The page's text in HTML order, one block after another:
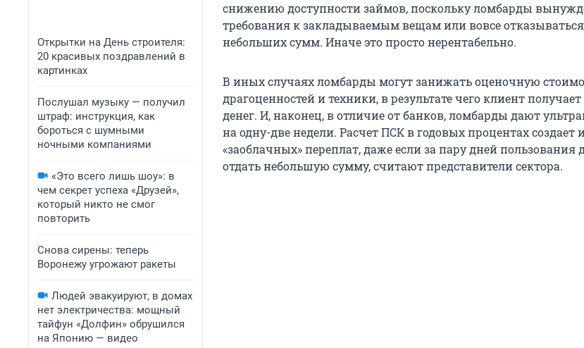
Открытки на День строителя:
20 красивых поздравлений в
картинках
Послушал музыку — получил
штраф: инструкция, как
бороться с шумными
ночными компаниями
«Это всего лишь шоу»: в
чем секрет успеха «Друзей»,
который никто не смог
повторить
Снова сирены: теперь
Воронежу угрожают ракеты
Людей эвакуируют, в домах
нет электричества: мощный
тайфун «Долфин» обрушился
на Японию — видео
снижению доступности займов, поскольку ломбарды
требования к закладываемым вещам или вовсе
небольших сумм. Иначе это просто нерентабельно.
В иных случаях ломбарды могут занижать оценочную
драгоценностей и техники, в результате чего клиент
денег. И, наконец, в отличие от банков, ломбарды дают
на одну-две недели. Расчет ПСК в годовых процентах
«заоблачных» переплат, даже если за пару дней пользования
отдать небольшую сумму, считают представители сектора.